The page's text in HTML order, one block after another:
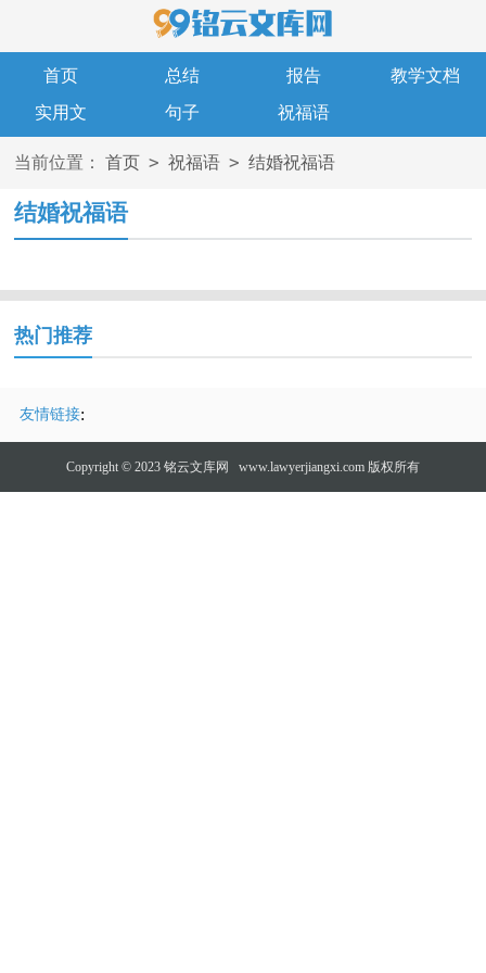
首页 总结 报告
教学文档
实用文
句子 祝福语
当前位置： 首页 > 祝福语 > 结婚祝福语
结婚祝福语
热门推荐
友情链接:
Copyright © 2023 铭云文库网 www.lawyerjiangxi.com 版权所有